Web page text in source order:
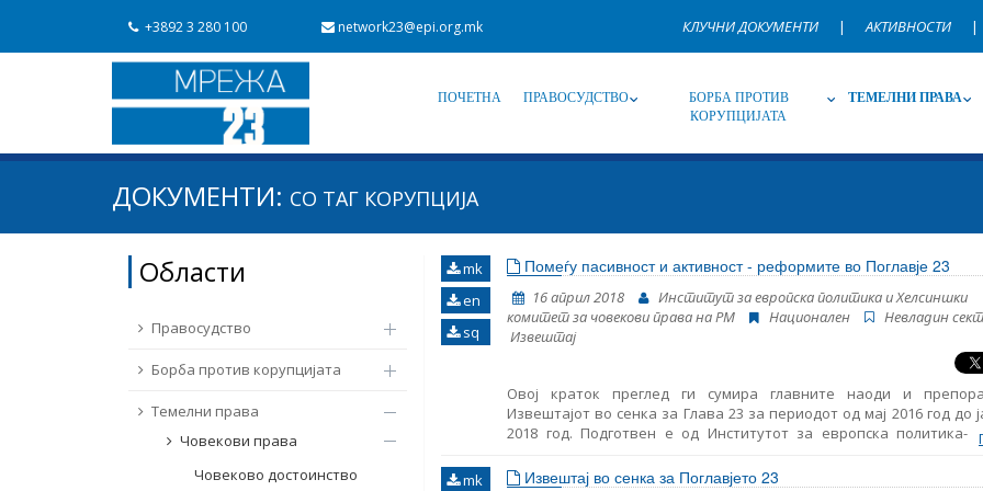
+3892 3 280 100 network23@epi.org.mk КЛУЧНИ ДОКУМЕНТИ | АКТИВНОСТИ |
ПОЧЕТНА ПРАВОСУДСТВО
БОРБА ПРОТИВ
КОРУПЦИЈАТА
ТЕМЕЛНИ ПРАВА
Барај документи
Датум на објавување Јазик Име, опис или клучен збор
ДОКУМЕНТИ: СО ТАГ КОРУПЦИЈА
Области
Правосудство
Борба против корупцијата
Темелни права
Човекови права
Човеково достоинство
mk
en
sq
Помеѓу пасивност и активност - реформите во Поглавје 23
16 април 2018
Институт за европска политика и Хелсиншки
комитет за човекови права на РМ
Национален
Невладин
Извештај
Овој краток преглед ги сумира главните наоди и
Извештајот во сенка за Глава 23 за периодот од мај 2016 год до
2018 год. Подготвен е од Институтот за европска политика-
Хелсиншкиот комитет за човекови права. Прегледот
различни периоди: - период пред предвремените
mk
Извештај во сенка за Поглавјето 23